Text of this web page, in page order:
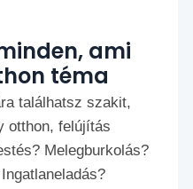
ami
téma
találhatsz szakit,
otthon, felújítás
Melegburkolás?